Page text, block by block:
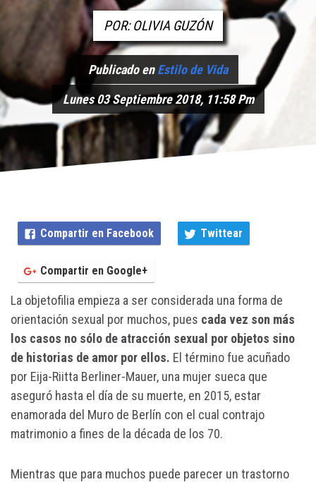
POR: OLIVIA GUZÓN
Publicado enEstilo de Vida
Lunes 03 Septiembre 2018, 11:58 Pm
Compartir en Facebook Twittear
Compartir en Google+
La objetofilia empieza a ser considerada una forma de
orientación sexual por muchos, pues cada vez son más
los casos no sólo de atracción sexual por objetos sino
de historias de amor por ellos. El término fue acuñado
por Eija-Riitta Berliner-Mauer, una mujer sueca que
aseguró hasta el día de su muerte, en 2015, estar
enamorada del Muro de Berlín con el cual contrajo
matrimonio a fines de la década de los 70.
Mientras que para muchos puede parecer un trastorno